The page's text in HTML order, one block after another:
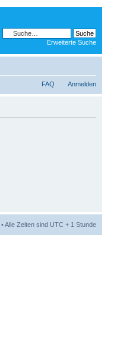
Erweiterte Suche
FAQ Anmelden
• Alle Zeiten sind UTC + 1 Stunde